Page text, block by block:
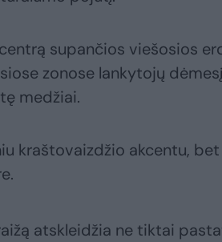
supančios viešosios
zonose lankytojų
medžiai.
kraštovaizdžio akcentu,
atskleidžia ne tiktai